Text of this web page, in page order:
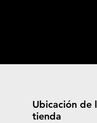
Ubicación de
tienda